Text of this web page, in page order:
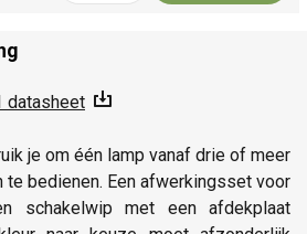
datasheet
je om één lamp vanaf drie of meer
bedienen. Een afwerkingsset voor
schakelwip met een afdekplaat